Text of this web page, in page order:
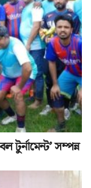
টুর্নামেন্ট’ সম্পন্ন